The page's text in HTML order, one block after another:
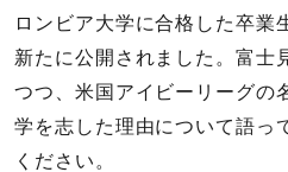
ロンビア大学に合格した卒業
新たに公開されました。富士
つつ、米国アイビーリーグの
学を志した理由について語っ
ください。